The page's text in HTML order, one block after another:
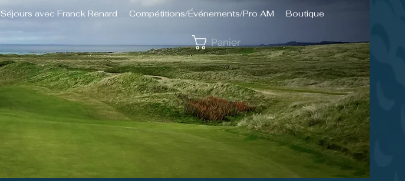
Séjours avec Franck Renard Compétitions/Événements/Pro AM Boutique
Panier